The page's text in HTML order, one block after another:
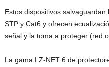
Estos dispositivos salvaguardan
STP y Cat6 y ofrecen
señal y la toma a proteger (red
La gama LZ-NET 6 de